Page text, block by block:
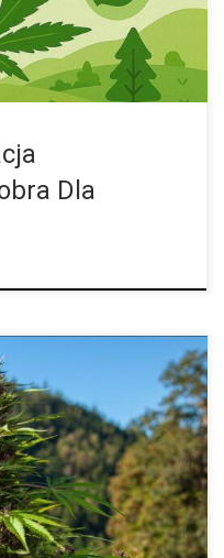
Dla
2022 roku
się być w interesie
Na wszystkich